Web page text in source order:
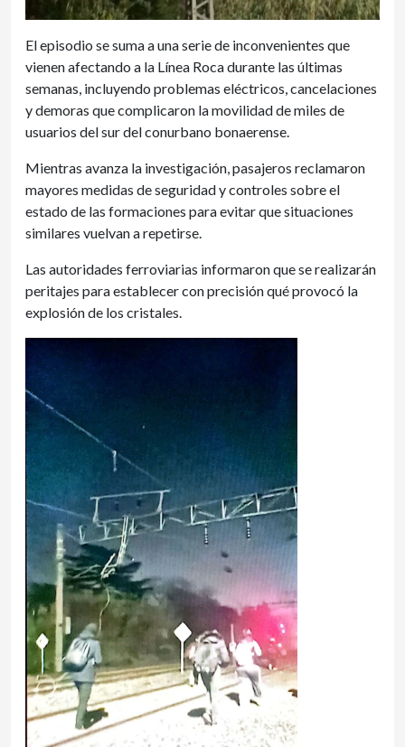
El episodio se suma a una serie de inconvenientes que
vienen afectando a la Línea Roca durante las últimas
semanas, incluyendo problemas eléctricos, cancelaciones
y demoras que complicaron la movilidad de miles de
usuarios del sur del conurbano bonaerense.
Mientras avanza la investigación, pasajeros reclamaron
mayores medidas de seguridad y controles sobre el
estado de las formaciones para evitar que situaciones
similares vuelvan a repetirse.
Las autoridades ferroviarias informaron que se realizarán
peritajes para establecer con precisión qué provocó la
explosión de los cristales.